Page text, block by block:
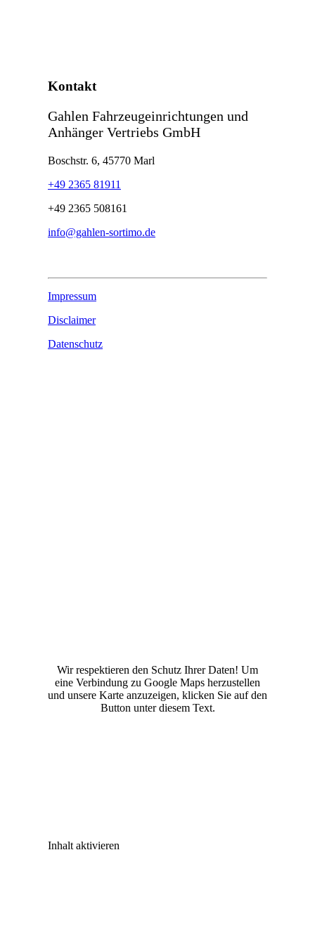
Kontakt
Gahlen Fahrzeugeinrichtungen und
Anhänger Vertriebs GmbH
Boschstr. 6, 45770 Marl
+49 2365 81911
+49 2365 508161
info@gahlen-sortimo.de
Impressum
Disclaimer
Datenschutz
Wir respektieren den Schutz Ihrer Daten! Um
eine Verbindung zu Google Maps herzustellen
und unsere Karte anzuzeigen, klicken Sie auf den
Button unter diesem Text.
Inhalt aktivieren